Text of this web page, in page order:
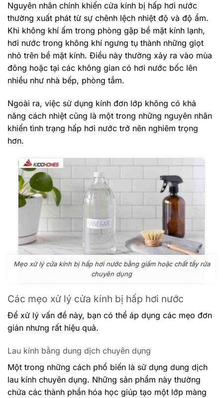
Nguyên nhân chính khiến cửa kính bị hấp hơi nước
thường xuất phát từ sự chênh lệch nhiệt độ và độ ẩm.
Khi không khí ấm trong phòng gặp bề mặt kính lạnh,
hơi nước trong không khí ngưng tụ thành những giọt
nhỏ trên bề mặt kính. Điều này thường xảy ra vào mùa
đông hoặc tại các không gian có hơi nước bốc lên
nhiều như nhà bếp, phòng tắm.
Ngoài ra, việc sử dụng kính đơn lớp không có khả
năng cách nhiệt cũng là một trong những nguyên nhân
khiến tình trạng hấp hơi nước trở nên nghiêm trọng
hơn.
Mẹo xử lý cửa kính bị hấp hơi nước bằng giấm hoặc chất tẩy rửa
chuyên dụng
Các mẹo xử lý cửa kính bị hấp hơi nước
Để xử lý vấn đề này, bạn có thể áp dụng các mẹo đơn
giản nhưng rất hiệu quả.
Lau kính bằng dung dịch chuyên dụng
Một trong những cách phổ biến là sử dụng dung dịch
lau kính chuyên dụng. Những sản phẩm này thường
chứa các thành phần hóa học giúp tạo một lớp màng